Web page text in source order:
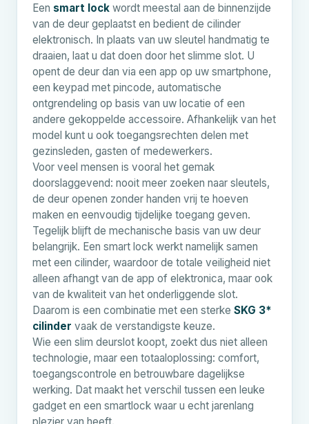
Een smart lock wordt meestal aan de binnenzijde
van de deur geplaatst en bedient de cilinder
elektronisch. In plaats van uw sleutel handmatig te
draaien, laat u dat doen door het slimme slot. U
opent de deur dan via een app op uw smartphone,
een keypad met pincode, automatische
ontgrendeling op basis van uw locatie of een
andere gekoppelde accessoire. Afhankelijk van het
model kunt u ook toegangsrechten delen met
gezinsleden, gasten of medewerkers.
Voor veel mensen is vooral het gemak
doorslaggevend: nooit meer zoeken naar sleutels,
de deur openen zonder handen vrij te hoeven
maken en eenvoudig tijdelijke toegang geven.
Tegelijk blijft de mechanische basis van uw deur
belangrijk. Een smart lock werkt namelijk samen
met een cilinder, waardoor de totale veiligheid niet
alleen afhangt van de app of elektronica, maar ook
van de kwaliteit van het onderliggende slot.
Daarom is een combinatie met een sterke SKG 3*
cilinder vaak de verstandigste keuze.
Wie een slim deurslot koopt, zoekt dus niet alleen
technologie, maar een totaaloplossing: comfort,
toegangscontrole en betrouwbare dagelijkse
werking. Dat maakt het verschil tussen een leuke
gadget en een smartlock waar u echt jarenlang